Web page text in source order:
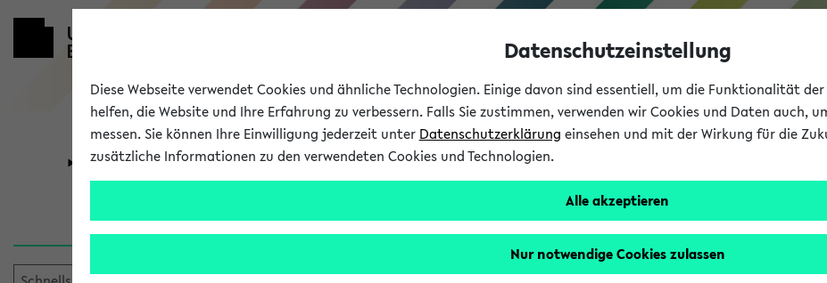
Universität Forschung Studium
Anmeldung am eKVV
Es gibt mehrere Möglichkeiten zur Anmeldung am eKVV. Bitte wählen Sie die für Sie richtige aus:
Datenschutzeinstellung
Diese Webseite verwendet Cookies und ähnliche Technologien. Einige davon sind essentiell, um die Funktionalität
helfen, die Website und Ihre Erfahrung zu verbessern. Falls Sie zustimmen, verwenden wir Cookies und Daten auch,
messen. Sie können Ihre Einwilligung jederzeit unter Datenschutzerklärung einsehen und mit der Wirkung für die
zusätzliche Informationen zu den verwendeten Cookies und Technologien.
Alle akzeptieren
Nur notwendige Cookies zulassen